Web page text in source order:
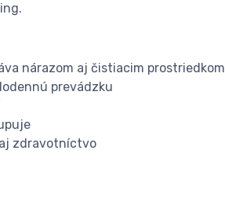
nárazom aj čistiacim prostriedkom
prevádzku
zdravotníctvo